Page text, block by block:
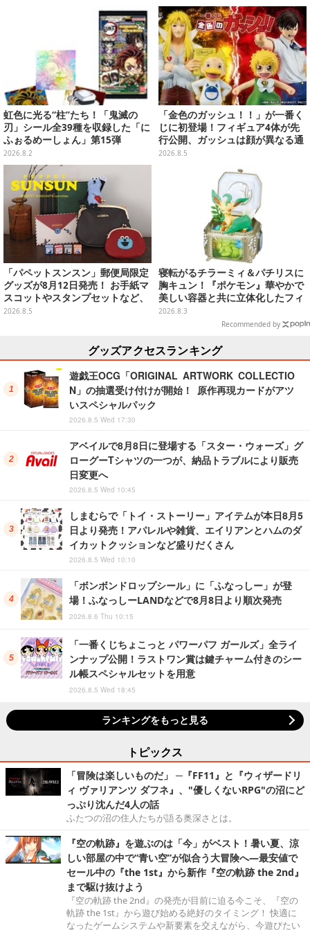
虹色に光る“柱”たち！「鬼滅の
刃」シール全39種を収録した「に
ふぉるめーしょん」第15弾
2026.8.2
「金色のガッシュ！！」が一番く
じに初登場！フィギュア4体が先
行公開、ガッシュは顔が異なる通
常/ザケルver.の2種
2026.8.5
「パペットスンスン」郵便局限定
グッズが8月12日発売！ お手紙マ
スコットやスタンプセットなど、
可愛すぎる全5アイテムがライン
2026.8.5
寝転がるチラーミィ＆パチリスに
胸キュン！『ポケモン』華やかで
美しい容器と共に立体化したフィ
ギュア全6種
2026.8.3
Recommended by
グッズアクセスランキング
遊戯王OCG「ORIGINAL ARTWORK COLLECTIO
N」の抽選受け付けが開始！ 原作再現カードがアツ
いスペシャルパック
2026.8.5 Wed 17:30
アベイルで8月8日に登場する「スター・ウォーズ」グ
ローグーTシャツの一つが、納品トラブルにより販売
日変更へ
2026.8.5 Wed 10:45
しまむらで「トイ・ストーリー」アイテムが本日8月5
日より発売！アパレルや雑貨、エイリアンとハムのダ
イカットクッションなど盛りだくさん
2026.8.5 Wed 10:10
「ボンボンドロップシール」に「ふなっしー」が登
場！ふなっしーLANDなどで8月8日より順次発売
2026.8.6 Thu 10:15
「一番くじちょこっと パワーパフ ガールズ」全ライ
ンナップ公開！ラストワン賞は鍵チャーム付きのシー
ル帳スペシャルセットを用意
2026.8.5 Wed 18:45
ランキングをもっと見る
トピックス
「冒険は楽しいものだ」 ─『FF11』と『ウィザードリ
ィ ヴァリアンツ ダフネ』、"優しくないRPG"の沼にど
っぷり沈んだ4人の話
ふたつの沼の住人たちが語る奥深さとは。
『空の軌跡』を遊ぶのは「今」がベスト！暑い夏、涼
しい部屋の中で“青い空”が似合う大冒険へ―最安値で
セール中の『the 1st』から新作『空の軌跡 the 2nd』
まで駆け抜けよう
『空の軌跡 the 2nd』の発売が目前に迫る今こそ、『空の
軌跡 the 1st』から遊び始める絶好のタイミング！ 快適に
なったゲームシステムや新要素を交えながら、今遊びたい